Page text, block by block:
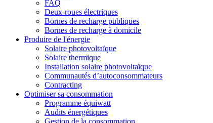
FAQ
Deux-roues électriques
Bornes de recharge publiques
Bornes de recharge à domicile
Produire de l'énergie
Solaire photovoltaïque
Solaire thermique
Installation solaire photovoltaïque
Communautés d’autoconsommateurs
Contracting
Optimiser sa consommation
Programme équiwatt
Audits énergétiques
Gestion de la consommation